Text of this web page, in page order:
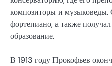
композиторы и
фортепиано, а также
образование.
В 1913 году Прокофьев